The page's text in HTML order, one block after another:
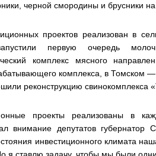
черной смородины и брусники
проектов реализован в
первую очередь
комплекс мясного
комплекса, в Томском —
реконструкцию
проекты реализованы в
внимание депутатов
инвестиционного климата